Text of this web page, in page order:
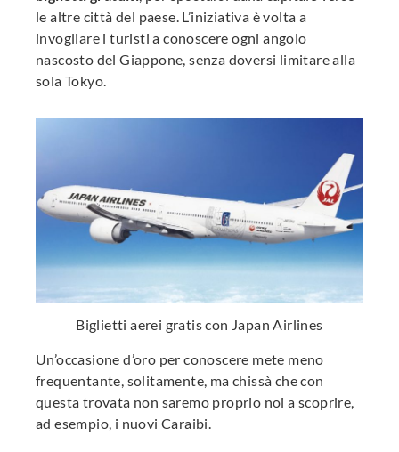
le altre città del paese. L’iniziativa è volta a
invogliare i turisti a conoscere ogni angolo
nascosto del Giappone, senza doversi limitare alla
sola Tokyo.
Biglietti aerei gratis con Japan Airlines
Un’occasione d’oro per conoscere mete meno
frequentante, solitamente, ma chissà che con
questa trovata non saremo proprio noi a scoprire,
ad esempio, i nuovi Caraibi.